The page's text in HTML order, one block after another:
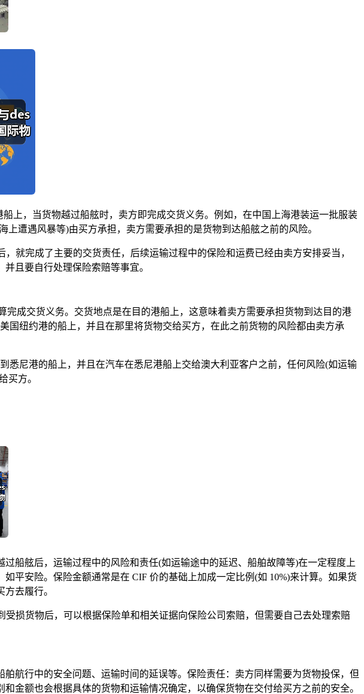
，当货物越过船舷时，卖方即完成交货义务。例如，在中国上海港装运一批服装
遭遇风暴等)由买方承担，卖方需要承担的是货物到达船舷之前的风险。
完成了主要的交货责任，后续运输过程中的保险和运费已经由卖方安排妥当，
且要自行处理保险索赔等事宜。
成交货义务。交货地点是在目的港船上，这意味着卖方需要承担货物到达目的港
国纽约港的船上，并且在那里将货物交给买方，在此之前货物的风险都由卖方承
尼港的船上，并且在汽车在悉尼港船上交给澳大利亚客户之前，任何风险(如运输
买方。
舷后，运输过程中的风险和责任(如运输途中的延迟、船舶故障等)在一定程度上
平安险。保险金额通常是在 CIF 价的基础上加成一定比例(如 10%)来计算。如果货
去履行。
货物后，可以根据保险单和相关证据向保险公司索赔，但需要自己去处理索赔
行中的安全问题、运输时间的延误等。保险责任：卖方同样需要为货物投保，但
金额也会根据具体的货物和运输情况确定，以确保货物在交付给买方之前的安全。